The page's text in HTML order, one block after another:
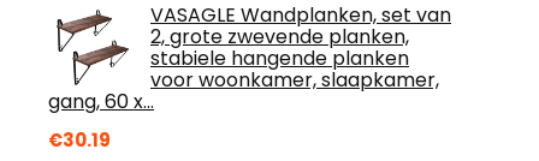
VASAGLE Wandplanken, set van
2, grote zwevende planken,
stabiele hangende planken
voor woonkamer, slaapkamer,
gang, 60 x…
€30.19